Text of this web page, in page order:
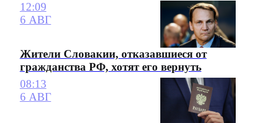
12:09
6 АВГ
Жители Словакии, отказавшиеся от
гражданства РФ, хотят его вернуть
08:13
6 АВГ